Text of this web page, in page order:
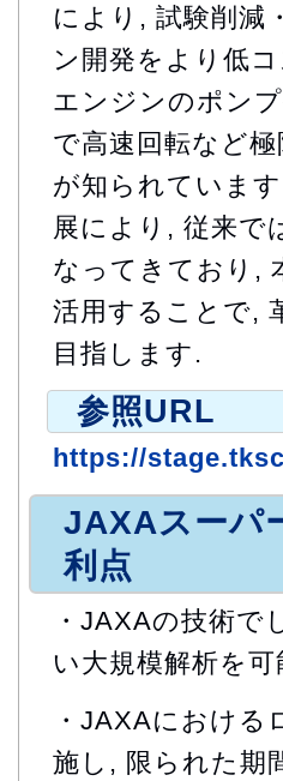
により, 試験削減
ン開発をより低
エンジンのポン
で高速回転など
が知られていま
展により, 従来で
なってきており,
活用することで,
目指します.
参照URL
https://
JAXAスーパ
利点
・JAXAの技術で
い大規模解析を可
・JAXAにおけ
施し, 限られた期